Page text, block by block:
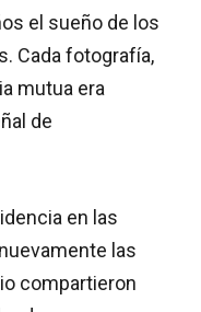
el sueño de los
Cada fotografía,
mutua era
de
en las
las
compartieron